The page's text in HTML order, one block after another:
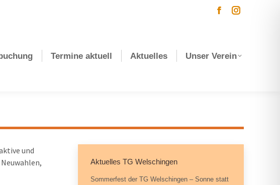
Facebook
in
Instagram
in
Termine aktuell Aktuelles Unser Verein
und
Aktuelles TG Welschingen
Sommerfest der TG Welschingen – Sonne statt